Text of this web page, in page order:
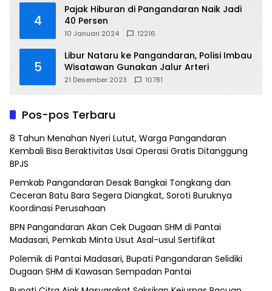
4
Pajak Hiburan di Pangandaran Naik Jadi
40 Persen
10 Januari 2024 12216
5
Libur Nataru ke Pangandaran, Polisi Imbau
Wisatawan Gunakan Jalur Arteri
21 Desember 2023 10781
Pos-pos Terbaru
8 Tahun Menahan Nyeri Lutut, Warga Pangandaran
Kembali Bisa Beraktivitas Usai Operasi Gratis Ditanggung
BPJS
Pemkab Pangandaran Desak Bangkai Tongkang dan
Ceceran Batu Bara Segera Diangkat, Soroti Buruknya
Koordinasi Perusahaan
BPN Pangandaran Akan Cek Dugaan SHM di Pantai
Madasari, Pemkab Minta Usut Asal-usul Sertifikat
Polemik di Pantai Madasari, Bupati Pangandaran Selidiki
Dugaan SHM di Kawasan Sempadan Pantai